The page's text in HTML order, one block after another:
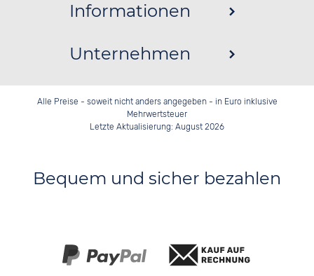
Informationen
Unternehmen
Alle Preise - soweit nicht anders angegeben - in Euro inklusive
Mehrwertsteuer
Letzte Aktualisierung: August 2026
Bequem und sicher bezahlen